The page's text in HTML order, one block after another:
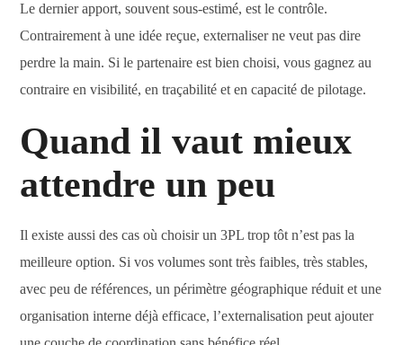
Le dernier apport, souvent sous-estimé, est le contrôle.
Contrairement à une idée reçue, externaliser ne veut pas dire
perdre la main. Si le partenaire est bien choisi, vous gagnez au
contraire en visibilité, en traçabilité et en capacité de pilotage.
Quand il vaut mieux
attendre un peu
Il existe aussi des cas où choisir un 3PL trop tôt n’est pas la
meilleure option. Si vos volumes sont très faibles, très stables,
avec peu de références, un périmètre géographique réduit et une
organisation interne déjà efficace, l’externalisation peut ajouter